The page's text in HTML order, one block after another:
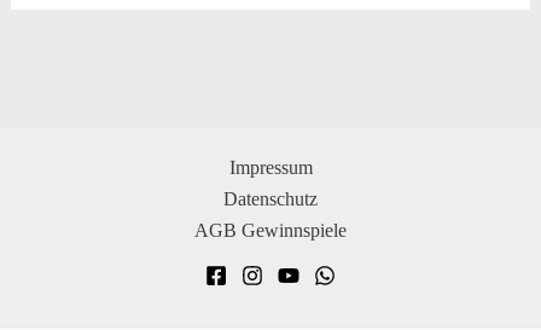
Impressum
Datenschutz
AGB Gewinnspiele